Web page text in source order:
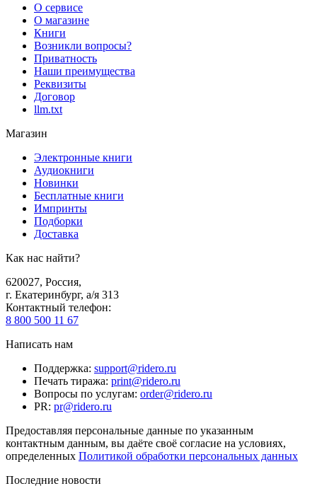
О сервисе
О магазине
Книги
Возникли вопросы?
Приватность
Наши преимущества
Реквизиты
Договор
llm.txt
Магазин
Электронные книги
Аудиокниги
Новинки
Бесплатные книги
Импринты
Подборки
Доставка
Как нас найти?
620027, Россия,
г. Екатеринбург, а/я 313
Контактный телефон:
8 800 500 11 67
Написать нам
Поддержка: support@ridero.ru
Печать тиража: print@ridero.ru
Вопросы по услугам: order@ridero.ru
PR: pr@ridero.ru
Предоставляя персональные данные по указанным
контактным данным, вы даёте своё согласие на условиях,
определенных Политикой обработки персональных данных
Последние новости